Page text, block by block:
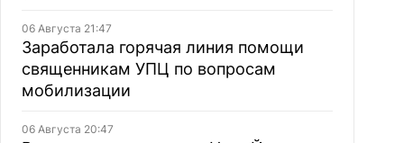
06 Августа 21:47
Заработала горячая линия помощи
священникам УПЦ по вопросам
мобилизации
06 Августа 20:47